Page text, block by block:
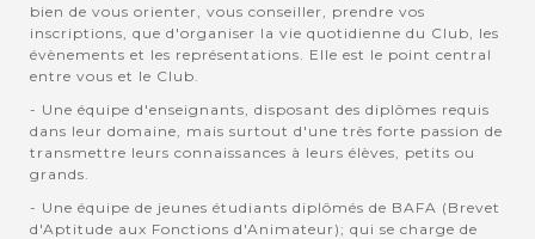
bien de vous orienter, vous conseiller, prendre vos
inscriptions, que d'organiser la vie quotidienne du Club, les
évènements et les représentations. Elle est le point central
entre vous et le Club.
- Une équipe d'enseignants, disposant des diplômes requis
dans leur domaine, mais surtout d'une très forte passion de
transmettre leurs connaissances à leurs élèves, petits ou
grands.
- Une équipe de jeunes étudiants diplômés de BAFA (Brevet
d'Aptitude aux Fonctions d'Animateur); qui se charge de